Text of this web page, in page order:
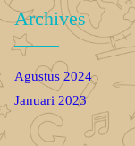
Archives
Agustus 2024
Januari 2023